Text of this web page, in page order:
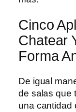
Cinco
Chatear
Forma
De igual
de salas que
una cantidad